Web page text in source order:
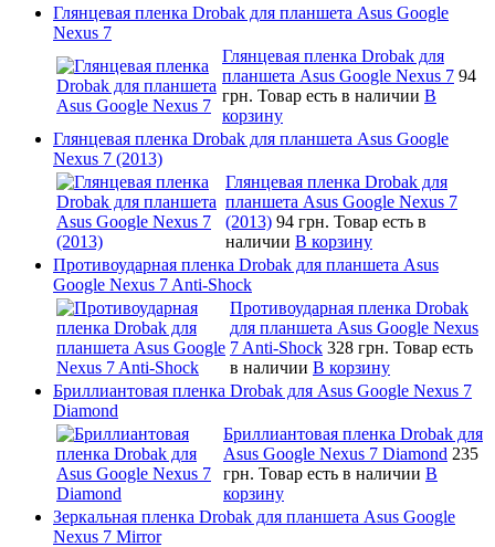
Глянцевая пленка Drobak для планшета Asus Google
Nexus 7
Глянцевая пленка Drobak для
планшета Asus Google Nexus 7 94
грн. Товар есть в наличии В
корзину
Глянцевая пленка Drobak для планшета Asus Google
Nexus 7 (2013)
Глянцевая пленка Drobak для
планшета Asus Google Nexus 7
(2013) 94 грн. Товар есть в
наличии В корзину
Противоударная пленка Drobak для планшета Asus
Google Nexus 7 Anti-Shock
Противоударная пленка Drobak
для планшета Asus Google Nexus
7 Anti-Shock 328 грн. Товар есть
в наличии В корзину
Бриллиантовая пленка Drobak для Asus Google Nexus 7
Diamond
Бриллиантовая пленка Drobak для
Asus Google Nexus 7 Diamond 235
грн. Товар есть в наличии В
корзину
Зеркальная пленка Drobak для планшета Asus Google
Nexus 7 Mirror